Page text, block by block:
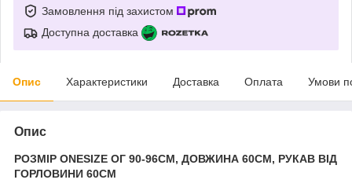
Замовлення під захистом
Доступна доставка
Опис Характеристики Доставка Оплата Умови
Опис
РОЗМІР ONESIZE ОГ 90-96СМ, ДОВЖИНА 60СМ, РУКАВ ВІД
ГОРЛОВИНИ 60СМ